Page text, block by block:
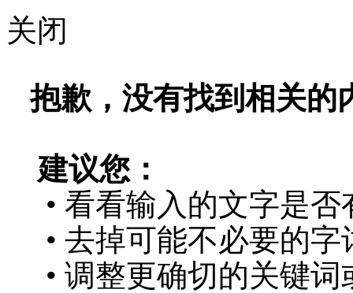
关闭
抱歉，没有找到相关的
建议您：
• 看看输入的文字是否
• 去掉可能不必要的字
• 调整更确切的关键